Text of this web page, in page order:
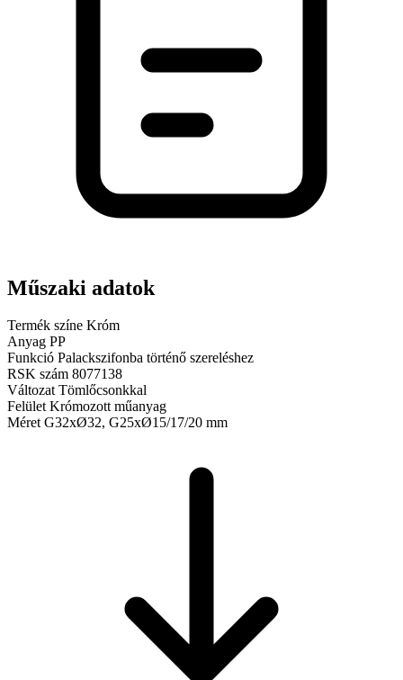
Műszaki adatok
Termék színe Króm
Anyag PP
Funkció Palackszifonba történő szereléshez
RSK szám 8077138
Változat Tömlőcsonkkal
Felület Krómozott műanyag
Méret G32xØ32, G25xØ15/17/20 mm